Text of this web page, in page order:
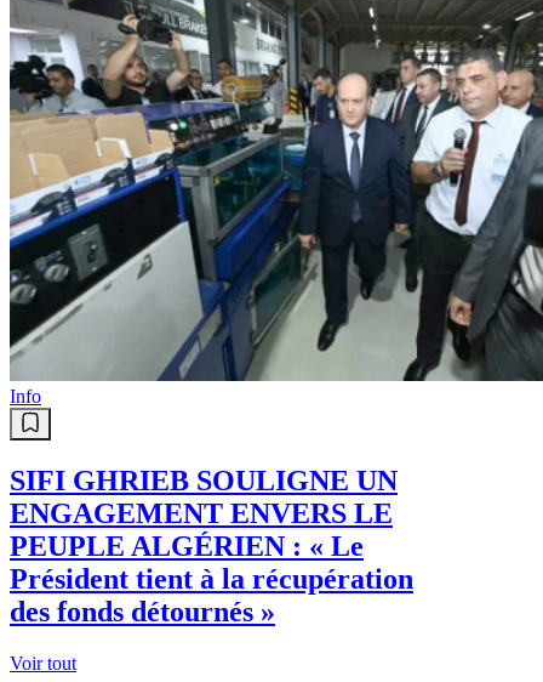
Info
SIFI GHRIEB SOULIGNE UN
ENGAGEMENT ENVERS LE
PEUPLE ALGÉRIEN : « Le
Président tient à la récupération
des fonds détournés »
Voir tout